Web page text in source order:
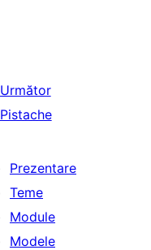
Următor
Pistache
Prezentare
Teme
Module
Modele